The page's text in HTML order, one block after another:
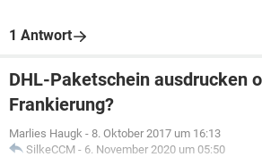
1 Antwort
DHL-Paketschein ausdrucken
Frankierung?
Marlies Haugk - 8. Oktober 2017 um 16:13
SilkeCCM - 6. November 2020 um 05:50